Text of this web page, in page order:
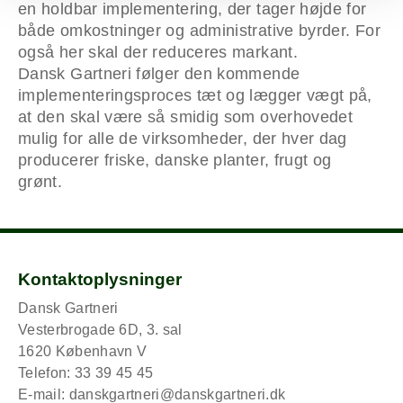
en holdbar implementering, der tager højde for
både omkostninger og administrative byrder. For
også her skal der reduceres markant.
Dansk Gartneri følger den kommende
implementeringsproces tæt og lægger vægt på,
at den skal være så smidig som overhovedet
mulig for alle de virksomheder, der hver dag
producerer friske, danske planter, frugt og
grønt.
Kontaktoplysninger
Dansk Gartneri
Vesterbrogade 6D, 3. sal
1620 København V
Telefon: 33 39 45 45
E-mail: danskgartneri@danskgartneri.dk